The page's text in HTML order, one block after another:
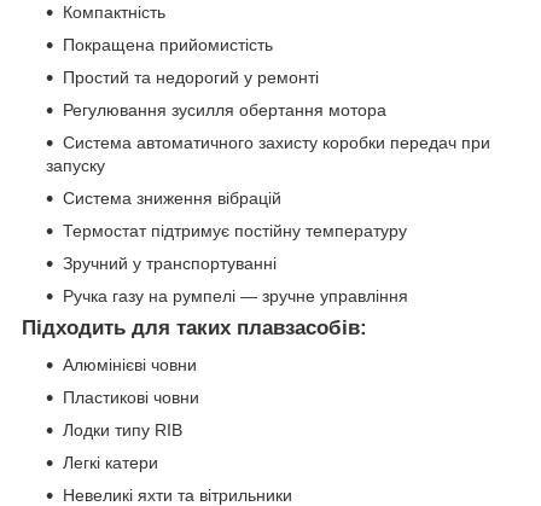
Компактність
Покращена прийомистість
Простий та недорогий у ремонті
Регулювання зусилля обертання мотора
Система автоматичного захисту коробки передач при
запуску
Система зниження вібрацій
Термостат підтримує постійну температуру
Зручний у транспортуванні
Ручка газу на румпелі — зручне управління
Підходить для таких плавзасобів:
Алюмінієві човни
Пластикові човни
Лодки типу RIB
Легкі катери
Невеликі яхти та вітрильники